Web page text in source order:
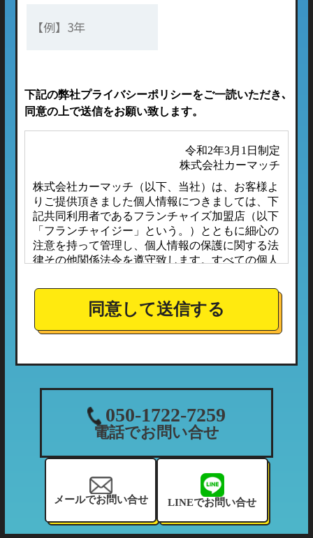
下記の弊社プライバシーポリシーをご一読いただき､
同意の上で送信をお願い致します。
令和2年3月1日制定
株式会社カーマッチ
株式会社カーマッチ（以下、当社）は、お客様よ
りご提供頂きました個人情報につきましては、下
記共同利用者であるフランチャイズ加盟店（以下
「フランチャイジー」という。）とともに細心の
注意を持って管理し、個人情報の保護に関する法
律その他関係法令を遵守致します。すべての個人
ほか、お客様ご本人の同意なしに第三者へ開示ま
たは提供されることはありません。
また、フランチャイジーとの間においては、事前
に個人情報保護に対する安全性を審査の上、個人
こととしており、適切な管理監督を行ってまいり
当社が収集する個人情報につきましては、下記の
利用目的の範囲内において利用させて頂きます。
（1）ご利用履歴・支払状況の確認など、当社の
利用状況の把握及び債権管理のため
（2）カーマッチフランチャイズ全体の市場調
同意して送信する
050-1722-7259
電話でお問い合せ
メールでお問い合せ LINEでお問い合せ